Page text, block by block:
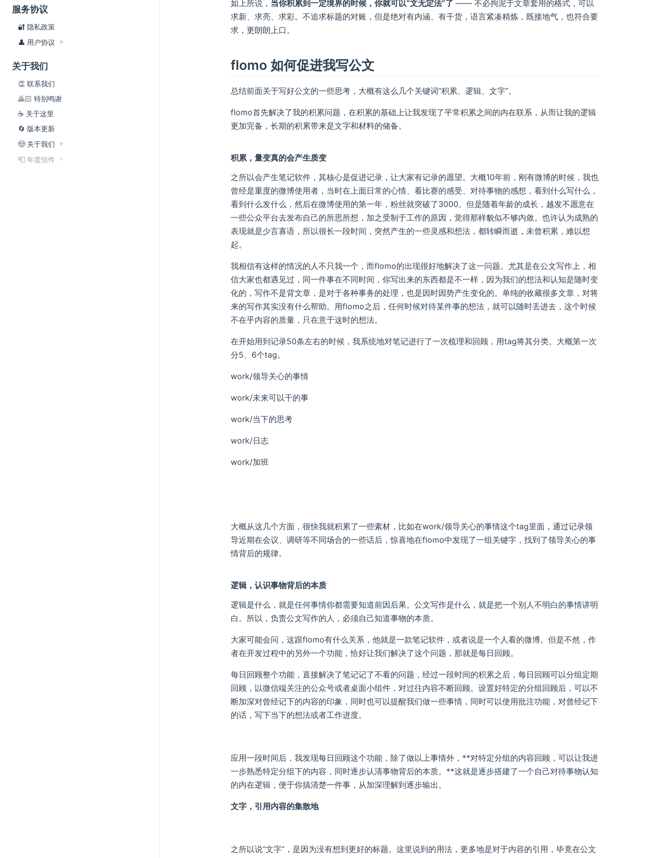
服务协议
🔐 隐私政策
👤 用户协议
关于我们
👏 联系我们
🙇🏻 特别鸣谢
☕️ 关于这里
🔄 版本更新
🤠 关于我们
📮 年度信件
如上所说， 当你积累到一定境界的时候，你就可以“文无定法”了 —— 不必拘泥于文章套用的格式，可以
求新、求亮、求彩。不追求标题的对账，但是绝对有内涵、有干货，语言紧凑精炼，既接地气，也符合要
求，更朗朗上口。
flomo 如何促进我写公文
总结前面关于写好公文的一些思考，大概有这么几个关键词“积累、逻辑、文字”。
flomo首先解决了我的积累问题，在积累的基础上让我发现了平常积累之间的内在联系，从而让我的逻辑
更加完备，长期的积累带来是文字和材料的储备。
积累，量变真的会产生质变
之所以会产生笔记软件，其核心是促进记录，让大家有记录的愿望。大概10年前，刚有微博的时候，我也
曾经是重度的微博使用者，当时在上面日常的心情、看比赛的感受、对待事物的感想，看到什么写什么，
看到什么发什么，然后在微博使用的第一年，粉丝就突破了3000。但是随着年龄的成长，越发不愿意在
一些公众平台去发布自己的所思所想，加之受制于工作的原因，觉得那样貌似不够内敛。也许认为成熟的
表现就是少言寡语，所以很长一段时间，突然产生的一些灵感和想法，都转瞬而逝，未曾积累，难以想
起。
我相信有这样的情况的人不只我一个，而flomo的出现很好地解决了这一问题。尤其是在公文写作上，相
信大家也都遇见过，同一件事在不同时间，你写出来的东西都是不一样，因为我们的想法和认知是随时变
化的，写作不是背文章，是对于各种事务的处理，也是因时因势产生变化的。单纯的收藏很多文章，对将
来的写作其实没有什么帮助。用flomo之后，任何时候对待某件事的想法，就可以随时丢进去，这个时候
不在乎内容的质量，只在意于这时的想法。
在开始用到记录50条左右的时候，我系统地对笔记进行了一次梳理和回顾，用tag将其分类。大概第一次
分5、6个tag。
work/领导关心的事情
work/未来可以干的事
work/当下的思考
work/日志
work/加班
大概从这几个方面，很快我就积累了一些素材，比如在work/领导关心的事情这个tag里面，通过记录领
导近期在会议、调研等不同场合的一些话后，惊喜地在flomo中发现了一组关键字，找到了领导关心的事
情背后的规律。
逻辑，认识事物背后的本质
逻辑是什么，就是任何事情你都需要知道前因后果。公文写作是什么，就是把一个别人不明白的事情讲明
白。所以，负责公文写作的人，必须自己知道事物的本质。
大家可能会问，这跟flomo有什么关系，他就是一款笔记软件，或者说是一个人看的微博。但是不然，作
者在开发过程中的另外一个功能，恰好让我们解决了这个问题，那就是每日回顾。
每日回顾整个功能，直接解决了笔记记了不看的问题，经过一段时间的积累之后，每日回顾可以分组定期
回顾，以微信端关注的公众号或者桌面小组件，对过往内容不断回顾。设置好特定的分组回顾后，可以不
断加深对曾经记下的内容的印象，同时也可以提醒我们做一些事情，同时可以使用批注功能，对曾经记下
的话，写下当下的想法或者工作进度。
应用一段时间后，我发现每日回顾这个功能，除了做以上事情外，**对特定分组的内容回顾，可以让我进
一步熟悉特定分组下的内容，同时逐步认清事物背后的本质。**这就是逐步搭建了一个自己对待事物认知
的内在逻辑，便于你搞清楚一件事，从加深理解到逐步输出。
文字，引用内容的集散地
之所以说“文字”，是因为没有想到更好的标题。这里说到的用法，更多地是对于内容的引用，毕竟在公文